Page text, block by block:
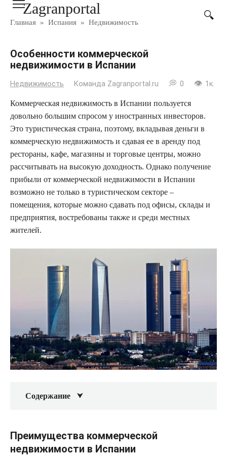
ПерейтиZagranportal
Главная » Испания » Недвижимость
Особенности коммерческой
недвижимости в Испании
Недвижимость Команда Zagranportal.ru 0 1к.
Коммерческая недвижимость в Испании пользуется
довольно большим спросом у иностранных инвесторов.
Это туристическая страна, поэтому, вкладывая деньги в
коммерческую недвижимость и сдавая ее в аренду под
рестораны, кафе, магазины и торговые центры, можно
рассчитывать на высокую доходность. Однако получение
прибыли от коммерческой недвижимости в Испании
возможно не только в туристическом секторе –
помещения, которые можно сдавать под офисы, склады и
предприятия, востребованы также и среди местных
жителей.
Содержание
Преимущества коммерческой
недвижимости в Испании